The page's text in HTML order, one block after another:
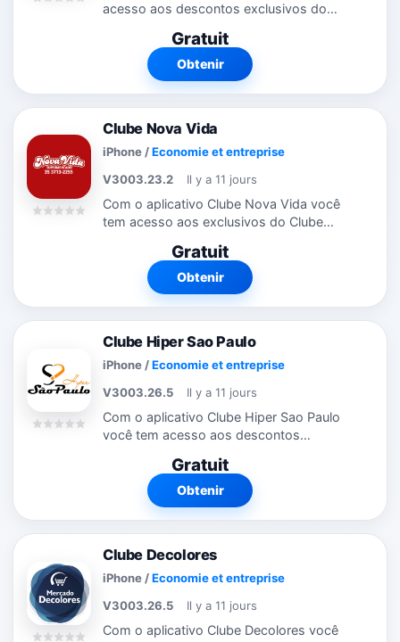
acesso aos descontos exclusivos do
você fica por dentro das promoções e
campanhas que estão rolando. Veja...
Gratuit
Obtenir
Clube Nova Vida
iPhone /Economie et entreprise
V3003.23.2
Il y a 11 jours
Com o aplicativo Clube Nova Vida você
tem acesso aos exclusivos do Clube
fica por dentro das promoções e
campanhas que estão rolando. Veja
Gratuit
Obtenir
Clube Hiper Sao Paulo
iPhone /Economie et entreprise
V3003.26.5
Il y a 11 jours
Com o aplicativo Clube Hiper Sao Paulo
você tem acesso aos descontos
do aplicativo, você fica por dentro das
promoções e campanhas que estão...
Gratuit
Obtenir
Clube Decolores
iPhone /Economie et entreprise
V3003.26.5
Il y a 11 jours
Com o aplicativo Clube Decolores você